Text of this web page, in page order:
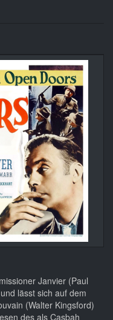
Janvier (Paul
lässt sich auf dem
(Walter Kingsford)
des als Casbah